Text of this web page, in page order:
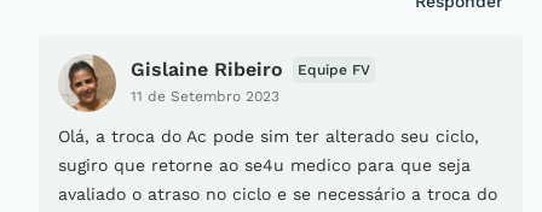
Gislaine Ribeiro
11 de Setembro 2023
Equipe FV
Olá, a troca do Ac pode sim ter alterado seu ciclo,
sugiro que retorne ao se4u medico para que seja
avaliado o atraso no ciclo e se necessário a troca do